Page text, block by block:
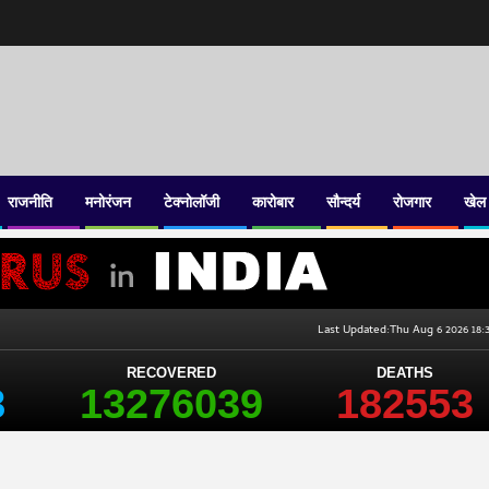
राजनीति मनोरंजन टेक्नोलॉजी कारोबार सौन्दर्य रोजगार खेल